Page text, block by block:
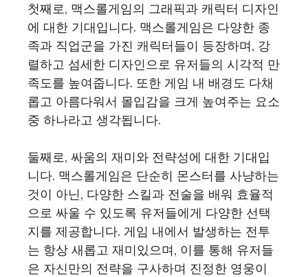
첫째로, 맥스롤게임의 그래픽과 캐릭터 디자인
에 대한 기대입니다. 맥스롤게임은 다양한 종
족과 직업군을 가진 캐릭터들이 등장하며, 강
렬하고 섬세한 디자인으로 유저들의 시각적 만
족도를 높여줍니다. 또한 게임 내 배경도 다채
롭고 아름다워서 몰입감을 크게 높여주는 요소
중 하나라고 생각됩니다.
둘째로, 싸움의 재미와 전략성에 대한 기대입
니다. 맥스롤게임은 단순히 몬스터를 사냥하는
것이 아닌, 다양한 스킬과 전술을 배워 효율적
으로 싸울 수 있도록 유저들에게 다양한 선택
지를 제공합니다. 게임 내에서 발생하는 전투
는 항상 새롭고 재미있으며, 이를 통해 유저들
은 자신만의 전략을 구사하며 진정한 영웅이